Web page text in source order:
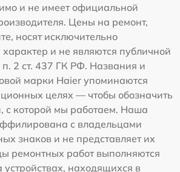
и не имеет официальной
Цены на ремонт,
носят исключительно
и не являются публичной
п. 2 ст. 437 ГК РФ. Названия и
марки Haier упоминаются
целях — чтобы обозначить
с которой мы работаем. Наша
с владельцами
знаков и не представляет их
ремонтных работ выполняются
устройствах, находящихся в